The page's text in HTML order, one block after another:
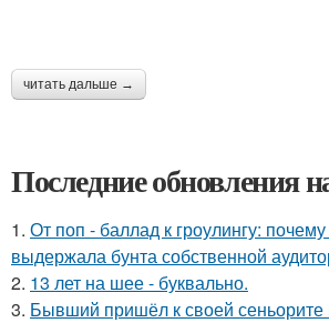
читать дальше →
Последние обновления
1. От поп - баллад к гроулингу:
выдержала бунта собственной
2. 13 лет на шее - буквально.
3. Бывший пришёл к своей сеньорите